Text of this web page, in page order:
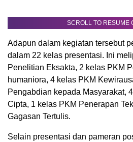
SCROLL TO RESUME
Adapun dalam kegiatan tersebut
dalam 22 kelas presentasi. Ini
Penelitian Eksakta, 2 kelas PKM
humaniora, 4 kelas PKM
Pengabdian kepada Masyarakat,
Cipta, 1 kelas PKM Penerapan
Gagasan Tertulis.
Selain presentasi dan pameran